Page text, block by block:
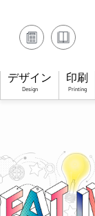
デザイン
Design
印刷
Printing